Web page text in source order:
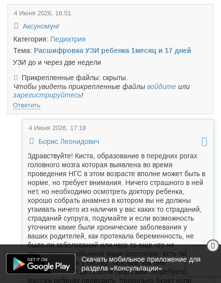
4 Июня 2026, 16:51
Аксуномунг
Категория: Педиатрия
Тема: Расшифровка УЗИ ребенка 1месяц и 17 дней
УЗИ до и через две недели
Прикрепленные файлы: скрыты.
Чтобы увидеть прикрепленные файлы войдите или
зарегистрируйтесь!
Ответить
4 Июня 2026, 17:18
Борис Леонидович
Здравствуйте! Киста, образование в передних рогах
головного мозга которая выявлена во время
проведения НГС в этом возрасте вполне может быть в
норме, но требует внимания. Ничего страшного в ней
нет, но необходимо осмотреть доктору ребенка,
хорошо собрать анамнез в котором вы не должны
утаивать ничего из наличия у вас каких то страданий,
страданий супруга, подумайте и если возможность
уточните какие были хронические заболевания у
ваших родителей, как протекала беременность, не
было ли заболеваний или чего то еще что не
вписывается в обычное ваше состояние, есть ли дети
старшие у вас и у сестер, братьев, как они
развиваются. И да совсем скоро вам потребуется
массаж ребенку проводить, правильно будет если
Скачать мобильное приложение для
раздела «Консультации»